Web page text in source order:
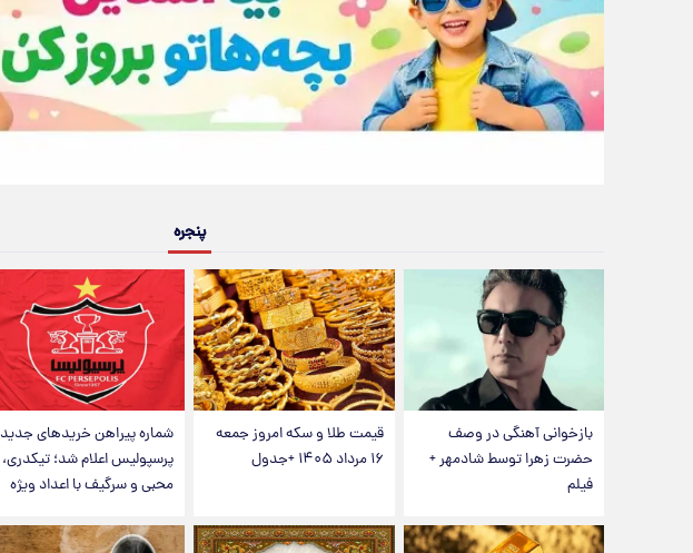
پنجره
بازخوانی آهنگی در وصف
حضرت زهرا توسط شادمهر +
فیلم
قیمت طلا و سکه امروز جمعه
۱۶ مرداد ۱۴۰۵ +جدول
شماره پیراهن خریدهای جدید
پرسپولیس اعلام شد؛ تیکدری،
محبی و سرگیف با اعداد ویژه